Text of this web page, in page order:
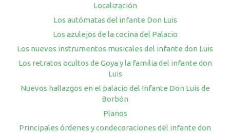
Localización
Los autómatas del infante Don Luis
Los azulejos de la cocina del Palacio
Los nuevos instrumentos musicales del infante don Luis
Los retratos ocultos de Goya y la familia del infante don
Luis
Nuevos hallazgos en el palacio del Infante Don Luis de
Borbón
Planos
Principales órdenes y condecoraciones del infante don